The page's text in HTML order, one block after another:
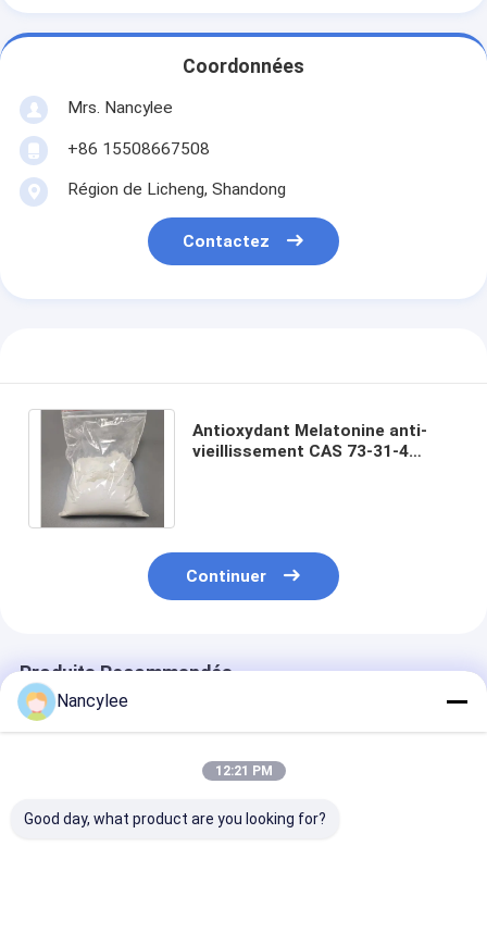
Coordonnées
Mrs. Nancylee
+86 15508667508
Région de Licheng, Shandong
Contactez
Antioxydant Melatonine anti-
vieillissement CAS 73-31-4
Continuer
Produits Recommandés
Nancylee
12:21 PM
Good day, what product are you looking for?